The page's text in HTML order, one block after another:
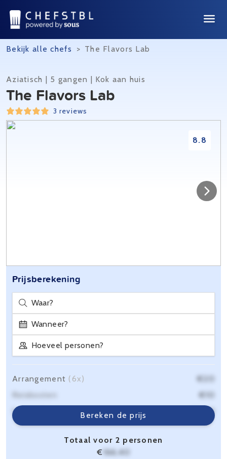
Bekijk alle chefs > The Flavors Lab
Aziatisch | 5 gangen | Kok aan huis
The Flavors Lab
3 reviews
8.8
Prijsberekening
Waar?
Wanneer?
Hoeveel personen?
Bereken de prijs
Arrangement (6x)
€20
Reiskosten
€10
Servicekosten
€6,40
Totaal voor 2 personen
€ 166,40